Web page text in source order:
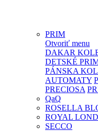
PRIM
Otvoriť menu
DAKAR
DETSKÉ
PÁNSKA
AUTOMATY
PRECIOSA
QaQ
ROSELLA
ROYAL
SECCO